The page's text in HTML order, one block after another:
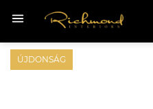
ÚJDONSÁG